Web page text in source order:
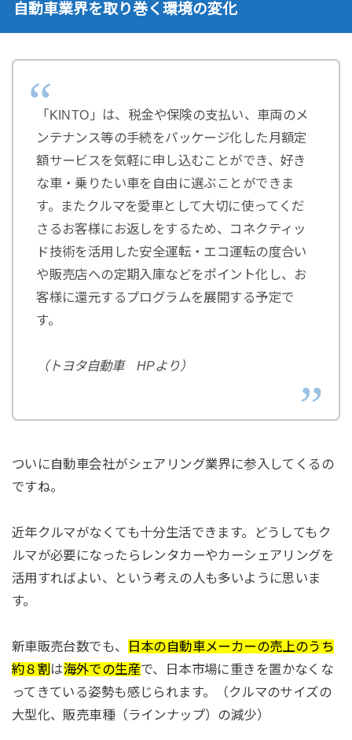
自動車業界を取り巻く環境の変化
「KINTO」は、税金や保険の支払い、車両のメ
ンテナンス等の手続をパッケージ化した月額定
額サービスを気軽に申し込むことができ、好き
な車・乗りたい車を自由に選ぶことができま
す。またクルマを愛車として大切に使ってくだ
さるお客様にお返しをするため、コネクティッ
ド技術を活用した安全運転・エコ運転の度合い
や販売店への定期入庫などをポイント化し、お
客様に還元するプログラムを展開する予定で
す。
（トヨタ自動車 HPより）
ついに自動車会社がシェアリング業界に参入してくるの
ですね。
近年クルマがなくても十分生活できます。どうしてもク
ルマが必要になったらレンタカーやカーシェアリングを
活用すればよい、という考えの人も多いように思いま
す。
新車販売台数でも、
日本の自動車メーカーの売上のうち
約８割 は海外での生産で、日本市場に重きを置かなくな
ってきている姿勢も感じられます。（クルマのサイズの
大型化、販売車種（ラインナップ）の減少）